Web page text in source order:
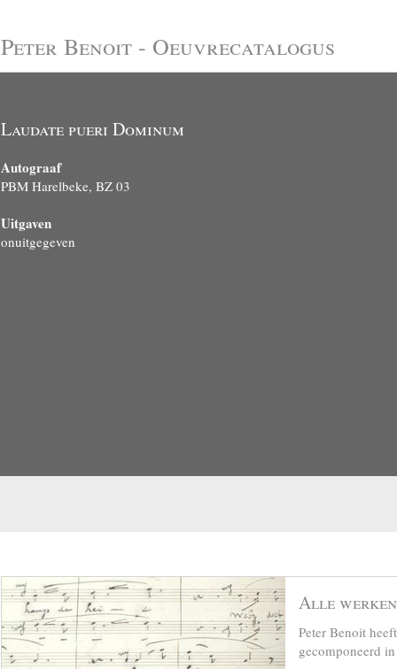
Peter Benoit - Oeuvrecatalogus
Laudate pueri Dominum
Autograaf
PBM Harelbeke, BZ 03
Uitgaven
onuitgegeven
Alle werken
Peter Benoit
gecomponeerd